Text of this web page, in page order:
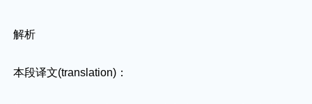
解析
本段译文(translation)：